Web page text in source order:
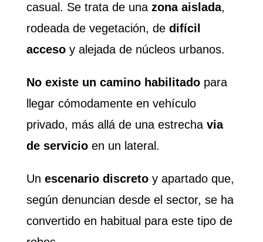
casual. Se trata de una zona aislada,
rodeada de vegetación, de difícil
accesoy alejada de núcleos urbanos.
No existe un camino habilitadopara
llegar cómodamente en vehículo
privado, más allá de una estrecha via
de servicioen un lateral.
Un escenario discretoy apartado que,
según denuncian desde el sector, se ha
convertido en habitual para este tipo de